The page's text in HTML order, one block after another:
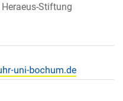
Stiftung